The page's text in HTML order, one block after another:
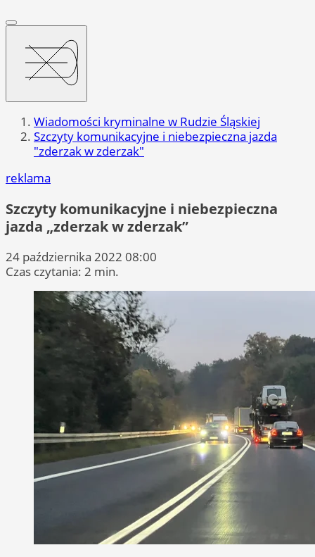
Wiadomości kryminalne w Rudzie Śląskiej
Szczyty komunikacyjne i niebezpieczna jazda
"zderzak w zderzak"
reklama
Szczyty komunikacyjne i niebezpieczna
jazda „zderzak w zderzak”
24 października 2022 08:00
Czas czytania: 2 min.